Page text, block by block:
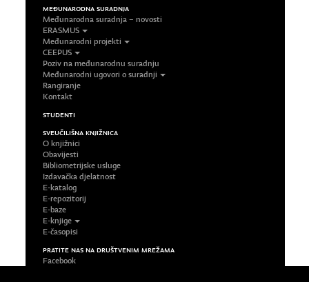
MEĐUNARODNA SURADNJA
Međunarodna suradnja – novosti
ERASMUS
Međunarodni projekti
CEEPUS
Poziv na međunarodnu suradnju
Međunarodni ugovori o suradnji
Rangiranje
Kontakt
STUDENTI
SVEUČILIŠNA KNJIŽNICA
O knjižnici
Obavijesti
Bibliometrijske usluge
Izdavačka djelatnost
E-katalog
E-repozitorij
E-baze
E-knjige
E-časopisi
PRATITE NAS NA DRUŠTVENIM MREŽAMA
Facebook